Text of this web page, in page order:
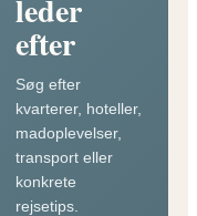
leder
efter
Søg efter
kvarterer, hoteller,
madoplevelser,
transport eller
konkrete
rejsetips.